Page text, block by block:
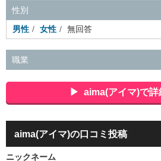
性別
男性
女性 無回答
職業
広告・マスコミ
接客・
品
アミューズメント・エンターテイ
ダル・葬祭
メディア職
クリエイテ
芸能・イベント・コンパニオン
ム開発・SE・インフラ）
aima(アイマ)で詳
aima(アイマ)の口コミ投稿
ニックネーム